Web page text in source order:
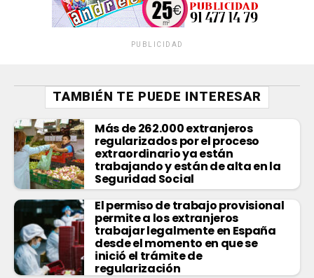
PUBLICIDAD
TAMBIÉN TE PUEDE INTERESAR
Más de 262.000 extranjeros
regularizados por el proceso
extraordinario ya están
trabajando y están de alta en la
Seguridad Social
El permiso de trabajo provisional
permite a los extranjeros
trabajar legalmente en España
desde el momento en que se
inició el trámite de
regularización